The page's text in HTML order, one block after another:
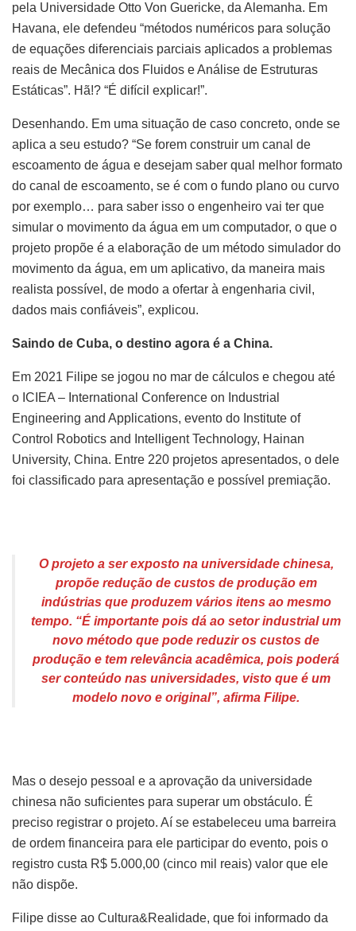
pela Universidade Otto Von Guericke, da Alemanha. Em
Havana, ele defendeu “métodos numéricos para solução
de equações diferenciais parciais aplicados a problemas
reais de Mecânica dos Fluidos e Análise de Estruturas
Estáticas”. Hã!? “É difícil explicar!”.
Desenhando. Em uma situação de caso concreto, onde se
aplica a seu estudo? “Se forem construir um canal de
escoamento de água e desejam saber qual melhor formato
do canal de escoamento, se é com o fundo plano ou curvo
por exemplo… para saber isso o engenheiro vai ter que
simular o movimento da água em um computador, o que o
projeto propõe é a elaboração de um método simulador do
movimento da água, em um aplicativo, da maneira mais
realista possível, de modo a ofertar à engenharia civil,
dados mais confiáveis”, explicou.
Saindo de Cuba, o destino agora é a China.
Em 2021 Filipe se jogou no mar de cálculos e chegou até
o ICIEA – International Conference on Industrial
Engineering and Applications, evento do Institute of
Control Robotics and Intelligent Technology, Hainan
University, China. Entre 220 projetos apresentados, o dele
foi classificado para apresentação e possível premiação.
O projeto a ser exposto na universidade chinesa,
propõe redução de custos de produção em
indústrias que produzem vários itens ao mesmo
tempo. “É importante pois dá ao setor industrial um
novo método que pode reduzir os custos de
produção e tem relevância acadêmica, pois poderá
ser conteúdo nas universidades, visto que é um
modelo novo e original”, afirma Filipe.
Mas o desejo pessoal e a aprovação da universidade
chinesa não suficientes para superar um obstáculo. É
preciso registrar o projeto. Aí se estabeleceu uma barreira
de ordem financeira para ele participar do evento, pois o
registro custa R$ 5.000,00 (cinco mil reais) valor que ele
não dispõe.
Filipe disse ao Cultura&Realidade, que foi informado da